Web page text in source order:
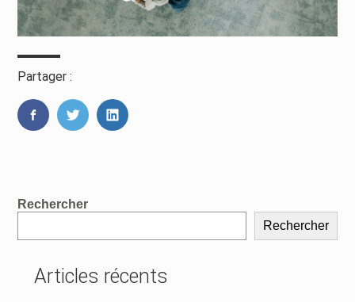
Partager :
FaceBookTwitterLinkedIn
Blog
Rechercher
Rechercher
Articles récents